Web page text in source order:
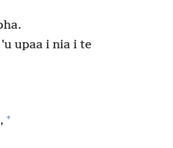
upaa i nia i te
+